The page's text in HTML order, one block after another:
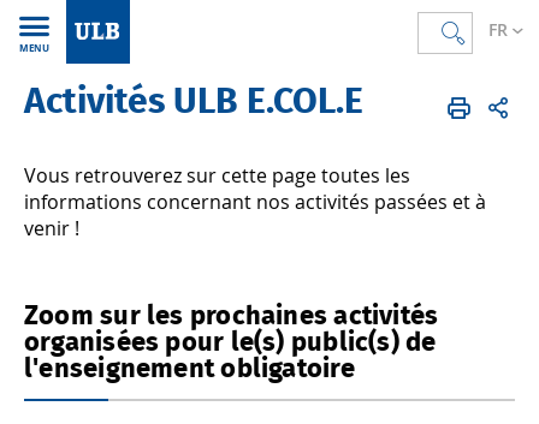
FR
MENU
Accueil FR L'ULB et vous L'ULB et l'École
Activités ULB E.COL.E
Vous retrouverez sur cette page toutes les
informations concernant nos activités passées et à
venir !
Zoom sur les prochaines activités
organisées pour le(s) public(s) de
l'enseignement obligatoire